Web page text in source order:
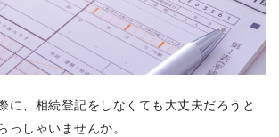
に、相続登記をしなくても大丈夫だろうと
っしゃいませんか。